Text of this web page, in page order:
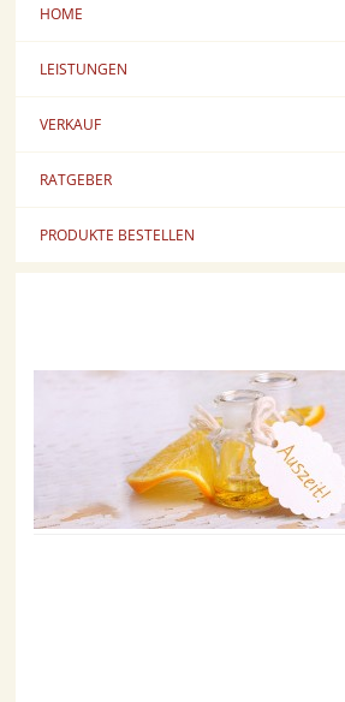
HOME
LEISTUNGEN
VERKAUF
RATGEBER
PRODUKTE BESTELLEN